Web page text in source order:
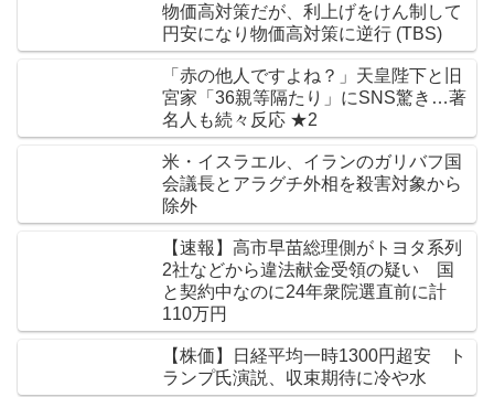
物価高対策だが、利上げをけん制して
円安になり物価高対策に逆行 (TBS)
「赤の他人ですよね？」天皇陛下と旧
宮家「36親等隔たり」にSNS驚き…著
名人も続々反応 ★2
米・イスラエル、イランのガリバフ国
会議長とアラグチ外相を殺害対象から
除外
【速報】高市早苗総理側がトヨタ系列
2社などから違法献金受領の疑い 国
と契約中なのに24年衆院選直前に計
110万円
【株価】日経平均一時1300円超安 ト
ランプ氏演説、収束期待に冷や水